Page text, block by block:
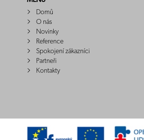
Domů
O nás
Novinky
Reference
Spokojení zákazníci
Partneři
Kontakty